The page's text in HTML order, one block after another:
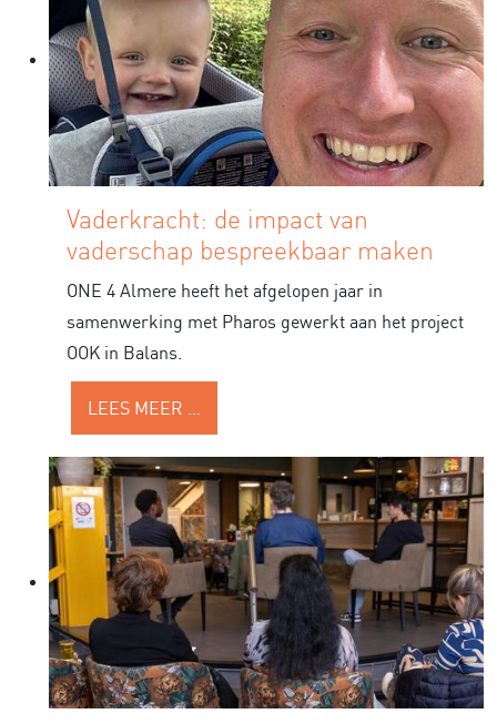
Vaderkracht: de impact van
vaderschap bespreekbaar maken
ONE 4 Almere heeft het afgelopen jaar in
samenwerking met Pharos gewerkt aan het project
OOK in Balans.
LEES MEER …